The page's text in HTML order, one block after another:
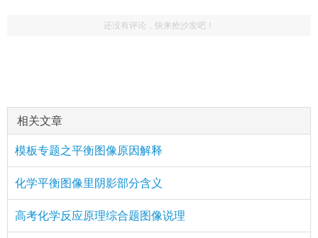
还没有评论，快来抢沙发吧！
相关文章
模板专题之平衡图像原因解释
化学平衡图像里阴影部分含义
高考化学反应原理综合题图像说理